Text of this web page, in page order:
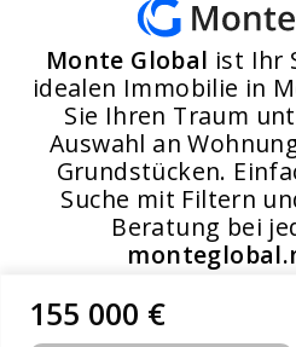
155 000 €
Monte Global ist Ihr
idealen Immobilie in
Sie Ihren Traum
Auswahl an
Grundstücken.
Suche mit Filtern
Beratung bei